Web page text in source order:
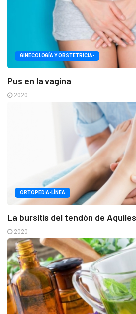
GINECOLOGÍA Y OBSTETRICIA-
Pus en la vagina
2020
ORTOPEDIA-LÍNEA
La bursitis del tendón de Aquiles
2020